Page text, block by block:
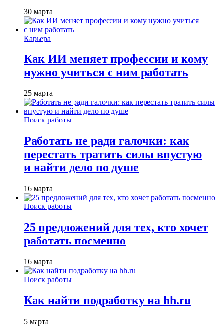
30 марта
Карьера
Как ИИ меняет профессии и кому
нужно учиться с ним работать
25 марта
Поиск работы
Работать не ради галочки: как
перестать тратить силы впустую
и найти дело по душе
16 марта
Поиск работы
25 предложений для тех, кто хочет
работать посменно
16 марта
Поиск работы
Как найти подработку на hh.ru
5 марта